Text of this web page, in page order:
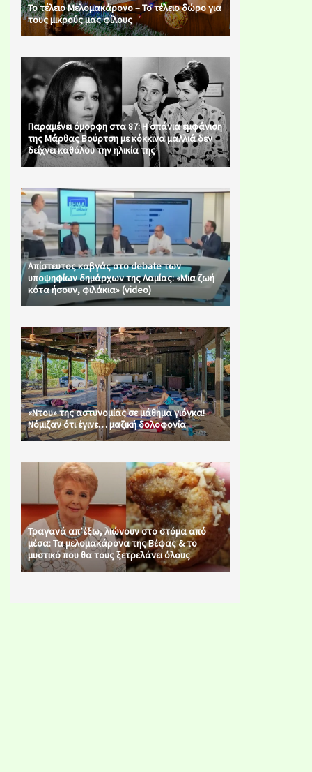
Το τέλειο Μελομακάρονο – Το τέλειο δώρο για
τους μικρούς μας φίλους
Παραμένει όμορφη στα 87: Η σπάνια εμφάνιση
της Μάρθας Βούρτση με κόκκινα μαλλιά δεν
δείχνει καθόλου την ηλικία της
Απίστευτος καβγάς στο debate των
υποψηφίων δημάρχων της Λαμίας: «Μια ζωή
κότα ήσουν, φιλάκια» (video)
«Ντου» της αστυνομίας σε μάθημα γιόγκα!
Νόμιζαν ότι έγινε… μαζική δολοφονία
Τραγανά απ’έξω, λιώνουν στο στόμα από
μέσα: Τα μελομακάρονα της Βέφας & το
μυστικό που θα τους ξετρελάνει όλους